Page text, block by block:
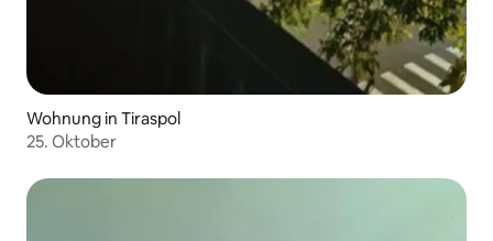
Wohnung in Tiraspol
25. Oktober